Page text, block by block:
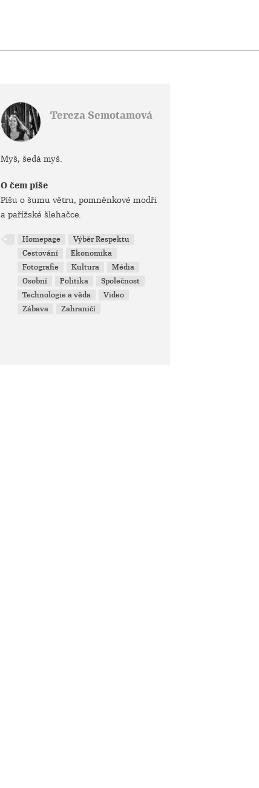
Tereza Semotamová
Myš, šedá myš.
O čem píše
Píšu o šumu větru, pomněnkové modři
a pařížské šlehačce.
Homepage
Výběr Respektu
Cestování
Ekonomika
Fotografie
Kultura
Média
Osobní
Politika
Společnost
Technologie a věda
Video
Zábava
Zahraničí